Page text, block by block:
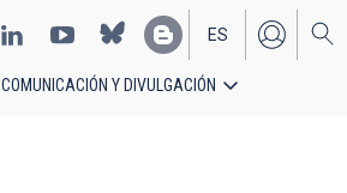
EN
ES
COMUNICACIÓN Y DIVULGACIÓN